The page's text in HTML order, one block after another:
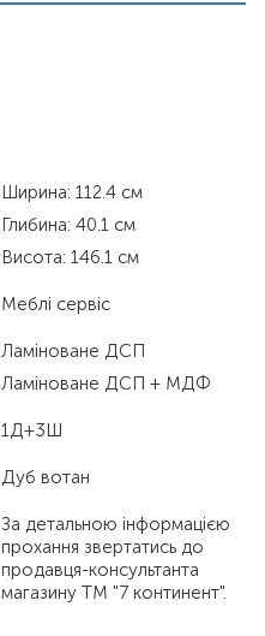
Ширина: 112.4 см
Глибина: 40.1 см
Висота: 146.1 см
Меблі сервіс
Ламіноване ДСП
Ламіноване ДСП + МДФ
1Д+3Ш
Дуб вотан
За детальною інформацією
прохання звертатись до
продавця-консультанта
магазину ТМ "7 континент".